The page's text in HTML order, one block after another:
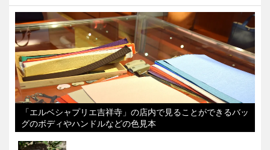
「エルベシャプリエ吉祥寺」の店内で見ることができるバッ
グのボディやハンドルなどの色見本